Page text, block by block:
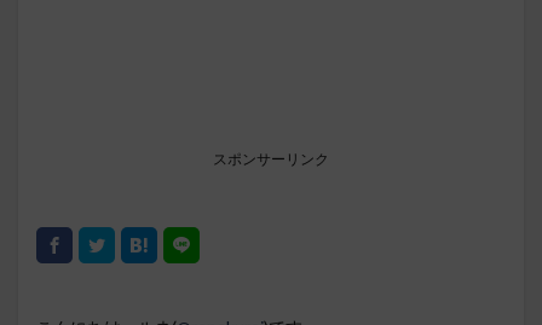
スポンサーリンク